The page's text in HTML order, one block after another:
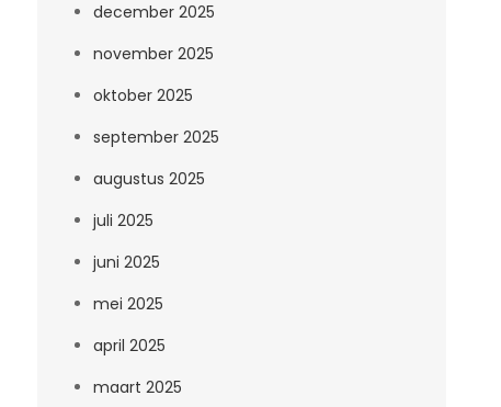
december 2025
november 2025
oktober 2025
september 2025
augustus 2025
juli 2025
juni 2025
mei 2025
april 2025
maart 2025